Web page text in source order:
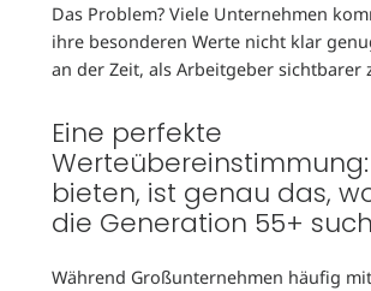
Das Problem? Viele Unternehmen
ihre besonderen Werte nicht klar
an der Zeit, als Arbeitgeber sichtbarer
Eine perfekte
Werteübereinstimmung:
bieten, ist genau das,
die Generation 55+
Während Großunternehmen häufig mit